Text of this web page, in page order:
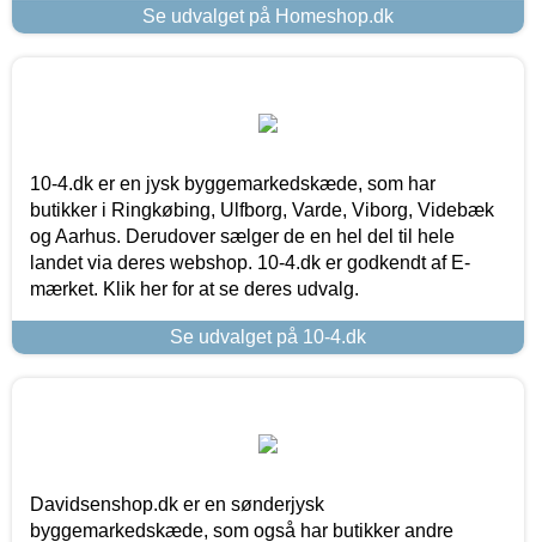
Se udvalget på Homeshop.dk
10-4.dk er en jysk byggemarkedskæde, som har
butikker i Ringkøbing, Ulfborg, Varde, Viborg, Videbæk
og Aarhus. Derudover sælger de en hel del til hele
landet via deres webshop. 10-4.dk er godkendt af E-
mærket. Klik her for at se deres udvalg.
Se udvalget på 10-4.dk
Davidsenshop.dk er en sønderjysk
byggemarkedskæde, som også har butikker andre